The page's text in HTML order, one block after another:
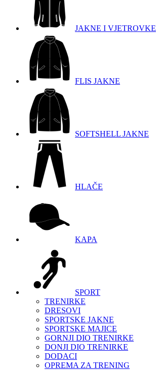
JAKNE I VJETROVKE
FLIS JAKNE
SOFTSHELL JAKNE
HLAČE
KAPA
SPORT
TRENIRKE
DRESOVI
SPORTSKE JAKNE
SPORTSKE MAJICE
GORNJI DIO TRENIRKE
DONJI DIO TRENIRKE
DODACI
OPREMA ZA TRENING